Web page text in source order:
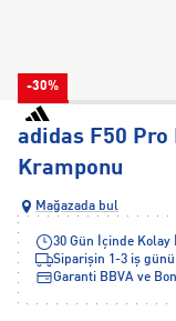
-30%
adidas F50 Pro
Kramponu
Mağazada bul
30 Gün İçinde Kolay
Siparişin 1-3 iş
Garanti BBVA ve